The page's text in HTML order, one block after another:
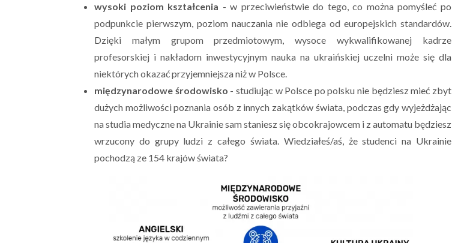
wysoki poziom kształcenia - w przeciwieństwie do tego, co można pomyśleć po
podpunkcie pierwszym, poziom nauczania nie odbiega od europejskich standardów.
Dzięki małym grupom przedmiotowym, wysoce wykwalifikowanej kadrze
profesorskiej i nakładom inwestycyjnym nauka na ukraińskiej uczelni może się dla
niektórych okazać przyjemniejsza niż w Polsce.
międzynarodowe środowisko - studiując w Polsce po polsku nie będziesz mieć zbyt
dużych możliwości poznania osób z innych zakątków świata, podczas gdy wyjeżdżając
na studia medyczne na Ukrainie sam staniesz się obcokrajowcem i z automatu będziesz
wrzucony do grupy ludzi z całego świata. Wiedziałeś/aś, że studenci na Ukrainie
pochodzą ze 154 krajów świata?